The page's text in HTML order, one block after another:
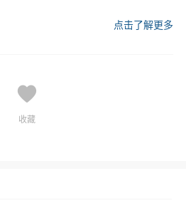
点击了解更多
收藏